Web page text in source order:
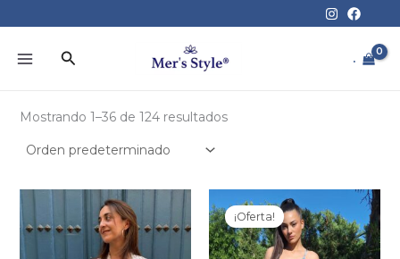
al
contenidoBuscar .
Mostrando 1–36 de 124 resultados
¡Oferta!